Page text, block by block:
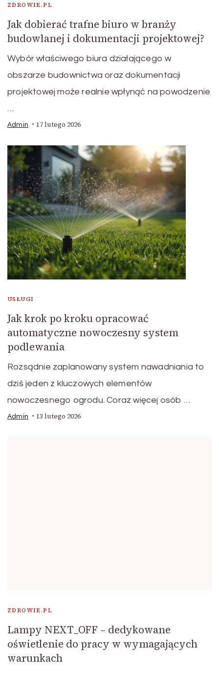
ZDROWIE.PL
Jak dobierać trafne biuro w branży
budowlanej i dokumentacji projektowej?
Wybór właściwego biura działającego w
obszarze budownictwa oraz dokumentacji
projektowej może realnie wpłynąć na powodzenie
…
Admin 17 lutego 2026
USŁUGI
Jak krok po kroku opracować
automatyczne nowoczesny system
podlewania
Rozsądnie zaplanowany system nawadniania to
dziś jeden z kluczowych elementów
nowoczesnego ogrodu. Coraz więcej osób …
Admin 13 lutego 2026
ZDROWIE.PL
Lampy NEXT_OFF – dedykowane
oświetlenie do pracy w wymagających
warunkach